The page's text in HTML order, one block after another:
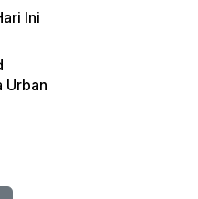
Ini
Urban